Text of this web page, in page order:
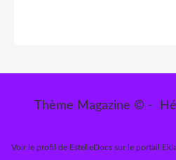
Thème Magazine © -
Voir le profil de EstelleDocs sur le portail